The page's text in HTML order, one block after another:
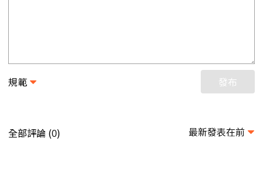
規範 發布
全部評論 (0) 最新發表在前